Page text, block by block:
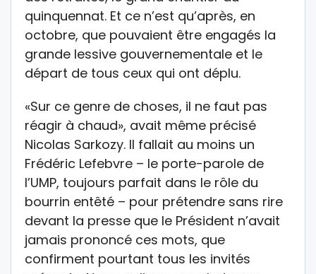
quinquennat. Et ce n’est qu’après, en
octobre, que pouvaient être engagés la
grande lessive gouvernementale et le
départ de tous ceux qui ont déplu.
«Sur ce genre de choses, il ne faut pas
réagir à chaud», avait même précisé
Nicolas Sarkozy. Il fallait au moins un
Frédéric Lefebvre – le porte-parole de
l’UMP, toujours parfait dans le rôle du
bourrin entêté – pour prétendre sans rire
devant la presse que le Président n’avait
jamais prononcé ces mots, que
confirment pourtant tous les invités